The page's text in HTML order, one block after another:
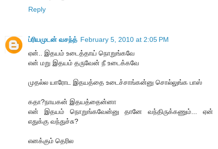
Reply
ப்ரியமுடன் வசந்த் February 5, 2010 at 2:05 PM
ஏன்.. இதயம் உடைத்தாய் நொறுங்கவே
என் மறு இதயம் தருவேன் நீ உடைக்கவே
முதல்ல யாரோட இதயத்தை உடைச்சாங்கன்னு சொல்லுங்க பாஸ்
கதா?நாயகன் இதயத்தைன்னா
என் இதயம் நொறுங்கவேன்னு தானே வந்திருக்கணும்... ஏன்
எதுக்கு வந்துச்சு?
எனக்கும் தெரில